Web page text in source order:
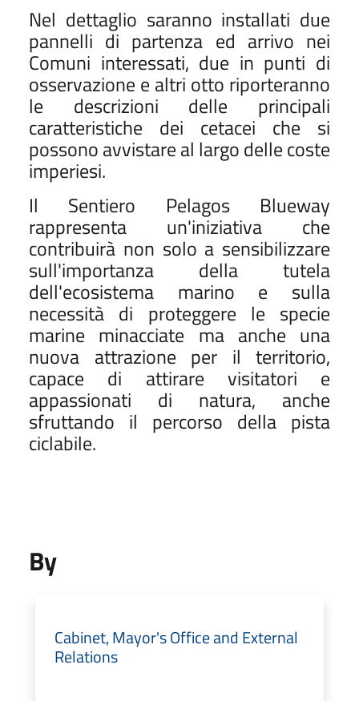
Nel dettaglio saranno installati due
pannelli di partenza ed arrivo nei
Comuni interessati, due in punti di
osservazione e altri otto riporteranno
le descrizioni delle principali
caratteristiche dei cetacei che si
possono avvistare al largo delle coste
imperiesi.
Il Sentiero Pelagos Blueway
rappresenta un'iniziativa che
contribuirà non solo a sensibilizzare
sull'importanza della tutela
dell'ecosistema marino e sulla
necessità di proteggere le specie
marine minacciate ma anche una
nuova attrazione per il territorio,
capace di attirare visitatori e
appassionati di natura, anche
sfruttando il percorso della pista
ciclabile.
By
Cabinet, Mayor's Office and External
Relations